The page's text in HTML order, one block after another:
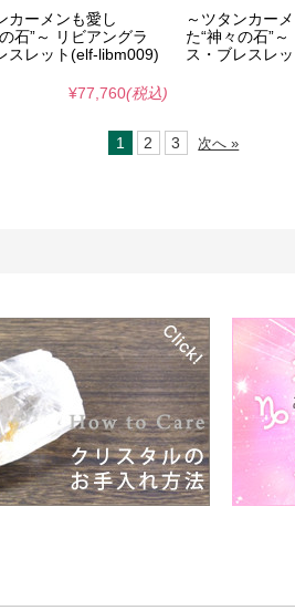
カーメンも愛し
石”～ リビアングラ
スレット(elf-libm009)
¥77,760(税込)
～ツタンカー
た“神々の石”
ス・ブレスレ
1 2 3 次へ »